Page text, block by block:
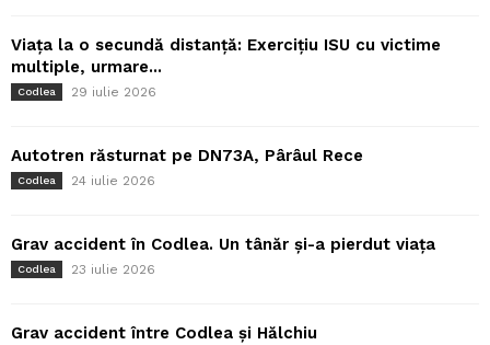
Viața la o secundă distanță: Exercițiu ISU cu victime
multiple, urmare...
Codlea 29 iulie 2026
Autotren răsturnat pe DN73A, Pârâul Rece
Codlea 24 iulie 2026
Grav accident în Codlea. Un tânăr și-a pierdut viața
Codlea 23 iulie 2026
Grav accident între Codlea și Hălchiu